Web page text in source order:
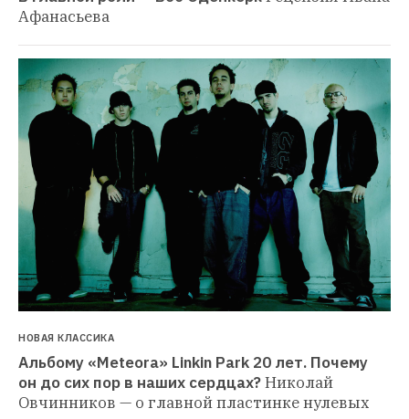
Афанасьева
НОВАЯ КЛАССИКА
Альбому «Meteora» Linkin Park 20 лет. Почему
он до сих пор в наших сердцах?Николай
Овчинников — о главной пластинке нулевых